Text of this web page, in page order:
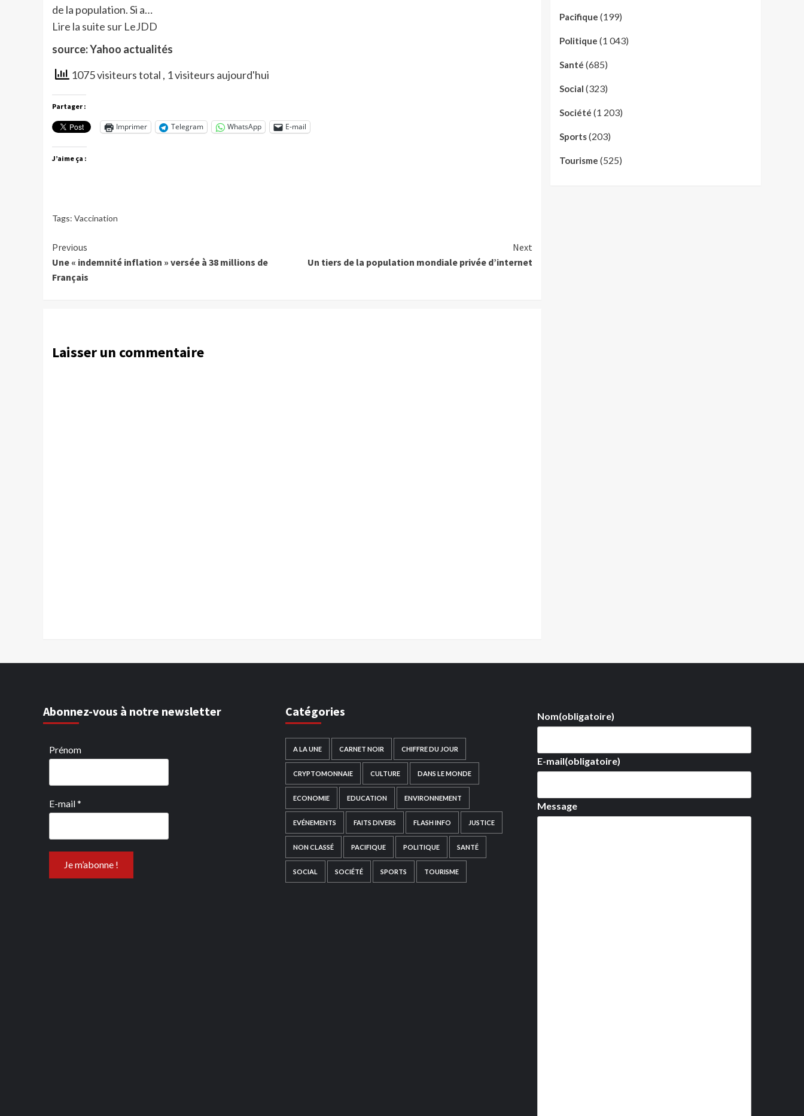
de la population. Si a…
Lire la suite sur LeJDD
source: Yahoo actualités
1075 visiteurs total , 1 visiteurs aujourd'hui
Partager :
Imprimer Telegram WhatsApp E-mail
J’aime ça :
Tags: Vaccination
Continue
Reading
Previous
Une « indemnité inflation » versée à 38 millions de
Français
Next
Un tiers de la population mondiale privée d’internet
Laisser un commentaire
Pacifique (199)
Politique (1 043)
Santé (685)
Social (323)
Société (1 203)
Sports(203)
Tourisme (525)
Abonnez-vous à notre newsletter
Prénom
E-mail*
Catégories
A LA UNE CARNET NOIR CHIFFRE DU JOUR
CRYPTOMONNAIE CULTURE DANS LE MONDE
ECONOMIE EDUCATION ENVIRONNEMENT
EVÉNEMENTS FAITS DIVERS FLASH INFO JUSTICE
NON CLASSÉ PACIFIQUE POLITIQUE SANTÉ
SOCIAL SOCIÉTÉ SPORTS TOURISME
Nom(obligatoire)
E-mail(obligatoire)
Message